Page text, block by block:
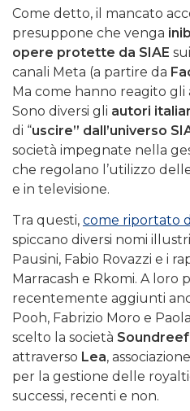
Come detto, il mancato
presuppone che venga
opere protette da SIAE
canali Meta (a partire da
Ma come hanno reagito gli
Sono diversi gli autori
di “uscire” dall’universo
società impegnate nella
che regolano l’utilizzo
e in televisione.
Tra questi, come riportato
spiccano diversi nomi
Pausini, Fabio Rovazzi e i
Marracash e Rkomi. A loro
recentemente aggiunti
Pooh, Fabrizio Moro e
scelto la società Soundreef
attraverso Lea,
per la gestione delle
successi, recenti e non.